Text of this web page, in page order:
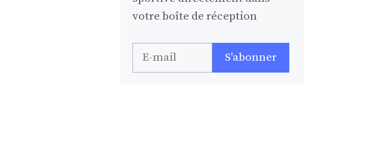
votre boîte de réception